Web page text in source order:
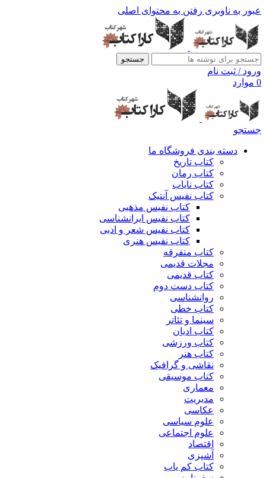
عبور به ناوبری رفتن به محتوای اصلی
جستجو
ورود / ثبت نام
0 موارد
جستجو
دسته بندی فروشگاه ما
کتاب تاریخ
کتاب رمان
کتاب نایاب
کتاب نفیس آنتیک
کتاب نفیس مذهبی
کتاب نفیس ایرانشناسی
کتاب نفیس شعر و ادبی
کتاب نفیس هنری
کتاب متفرقه
مجلات قدیمی
کتاب قدیمی
کتاب دست دوم
روانشناسی
کتاب خطی
سینما و تئاتر
کتاب ادیان
کتاب ورزشی
کتاب هنر
نقاشی و گرافیک
کتاب موسیقی
معماری
مدیریت
عکاسی
علوم سیاسی
علوم اجتماعی
اقتصاد
آشپزی
کتاب کم یاب